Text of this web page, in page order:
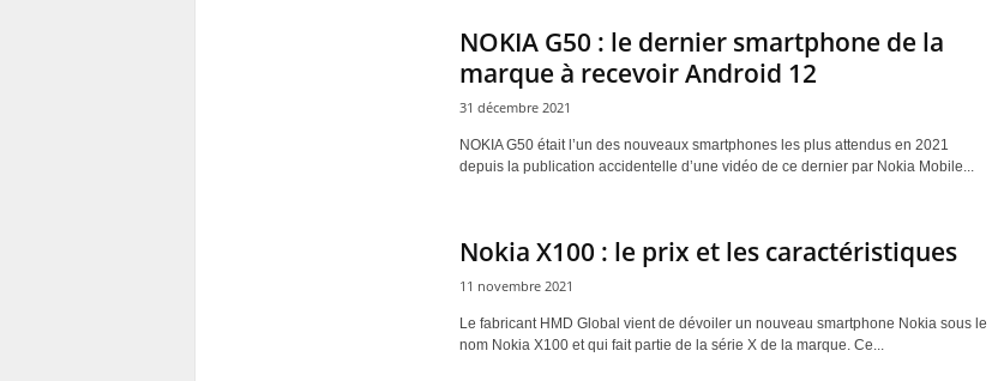
NOKIA G50 : le dernier smartphone de la
marque à recevoir Android 12
31 décembre 2021
NOKIA G50 était l’un des nouveaux smartphones les plus attendus en 2021
depuis la publication accidentelle d’une vidéo de ce dernier par Nokia Mobile...
Nokia X100 : le prix et les caractéristiques
11 novembre 2021
Le fabricant HMD Global vient de dévoiler un nouveau smartphone Nokia sous le
nom Nokia X100 et qui fait partie de la série X de la marque. Ce...